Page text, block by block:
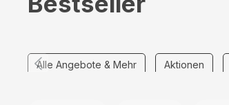
Alle Angebote & Mehr Aktionen